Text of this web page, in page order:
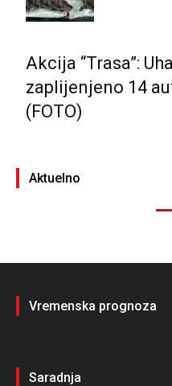
Akcija “Trasa”:
zaplijenjeno 14
(FOTO)
Aktuelno
Vremenska prognoza
Saradnja